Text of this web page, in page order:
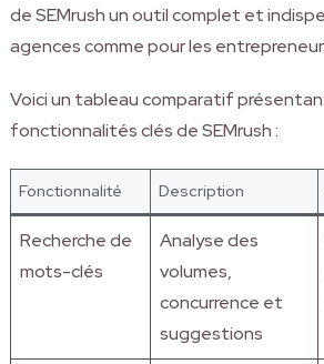
de SEMrush un outil complet et
agences comme pour les
Voici un tableau comparatif
fonctionnalités clés de SEMrush :
Fonctionnalité Description
Recherche de
mots-clés
Analyse des
volumes,
concurrence et
suggestions